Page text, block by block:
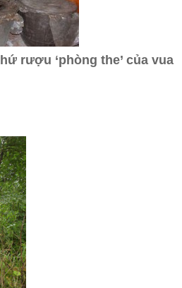
rượu ‘phòng the’ của vua